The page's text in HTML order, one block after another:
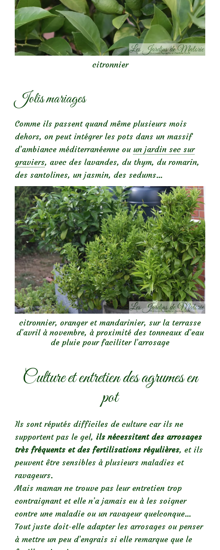
citronnier
Jolis mariages
Comme ils passent quand même plusieurs mois
dehors, on peut intégrer les pots dans un massif
d’ambiance méditerranéenne ou un jardin sec sur
graviers, avec des lavandes, du thym, du romarin,
des santolines, un jasmin, des sedums…
citronnier, oranger et mandarinier, sur la terrasse
d’avril à novembre, à proximité des tonneaux d’eau
de pluie pour faciliter l’arrosage
Culture et entretien des agrumes en
pot
Ils sont réputés difficiles de culture car ils ne
supportent pas le gel, ils nécessitent des arrosages
très fréquents et des fertilisations régulières, et ils
peuvent être sensibles à plusieurs maladies et
ravageurs.
Mais maman ne trouve pas leur entretien trop
contraignant et elle n’a jamais eu à les soigner
contre une maladie ou un ravageur quelconque…
Tout juste doit-elle adapter les arrosages ou penser
à mettre un peu d’engrais si elle remarque que le